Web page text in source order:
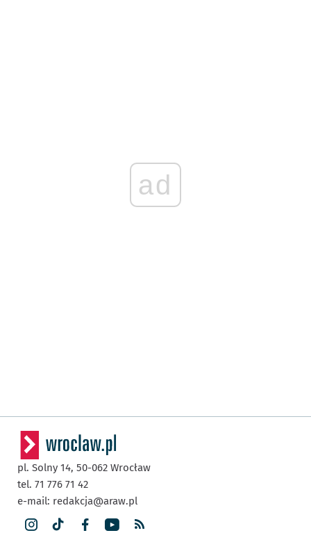
ad
pl. Solny 14, 50-062 Wrocław
tel. 71 776 71 42
e-mail: redakcja@araw.pl